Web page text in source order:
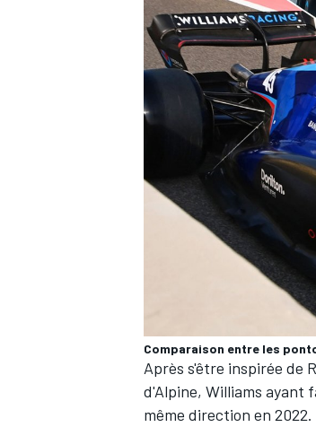
Comparaison entre les
Après s'être inspirée de
d'Alpine, Williams ayant
même direction en